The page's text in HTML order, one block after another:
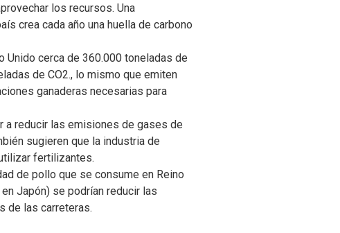
los recursos. Una
crea cada año una huella de carbono
Unido cerca de 360.000 toneladas de
de CO2., lo mismo que emiten
ganaderas necesarias para
a reducir las emisiones de gases de
sugieren que la industria de
fertilizantes.
de pollo que se consume en Reino
Japón) se podrían reducir las
de las carreteras.